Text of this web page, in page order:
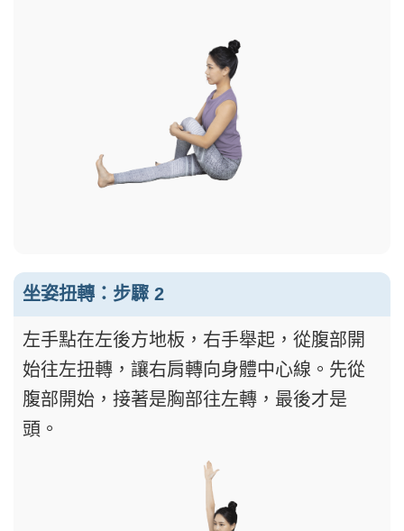
坐姿扭轉：步驟 2
左手點在左後方地板，右手舉起，從腹部開
始往左扭轉，讓右肩轉向身體中心線。先從
腹部開始，接著是胸部往左轉，最後才是
頭。